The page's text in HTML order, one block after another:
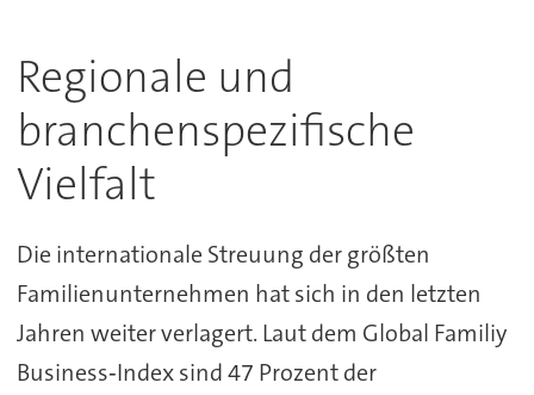
Regionale und
branchenspezifische
Vielfalt
Die internationale Streuung der größten
Familienunternehmen hat sich in den letzten
Jahren weiter verlagert. Laut dem Global Familiy
Business‑Index sind 47 Prozent der